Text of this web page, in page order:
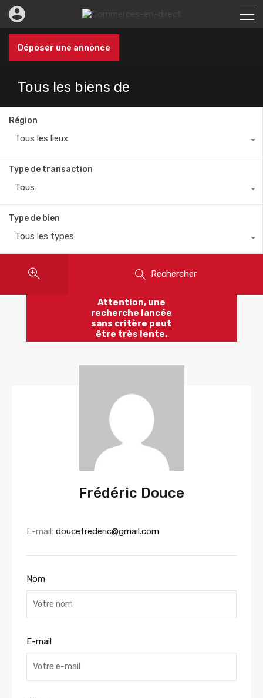
Déposer une annonce
Tous les biens de
Région
Tous les lieux
Type de transaction
Tous
Type de bien
Tous les types
Rechercher
Attention, une
recherche lancée
sans critère peut
être très lente.
Frédéric Douce
E-mail: doucefrederic@gmail.com
Nom
E-mail